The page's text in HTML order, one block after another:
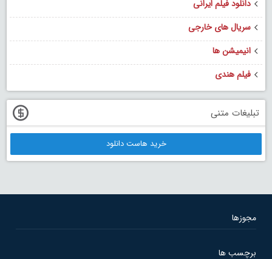
دانلود فیلم ایرانی
سریال های خارجی
انیمیشن ها
فیلم هندی
تبلیغات متنی
خرید هاست دانلود
مجوزها
برچسب ها